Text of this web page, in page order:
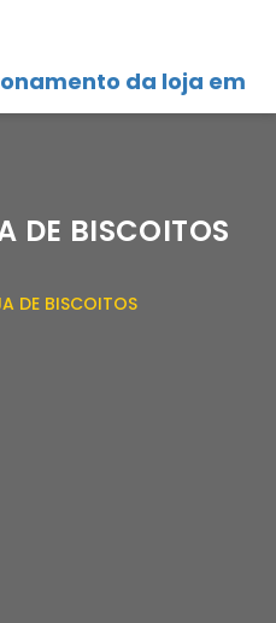
da loja em
DE BISCOITOS
DE BISCOITOS